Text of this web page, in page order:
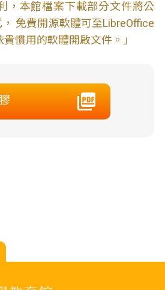
，本館檔案下載部分文件將公
免費開源軟體可至LibreOffice
慣用的軟體開啟文件。」